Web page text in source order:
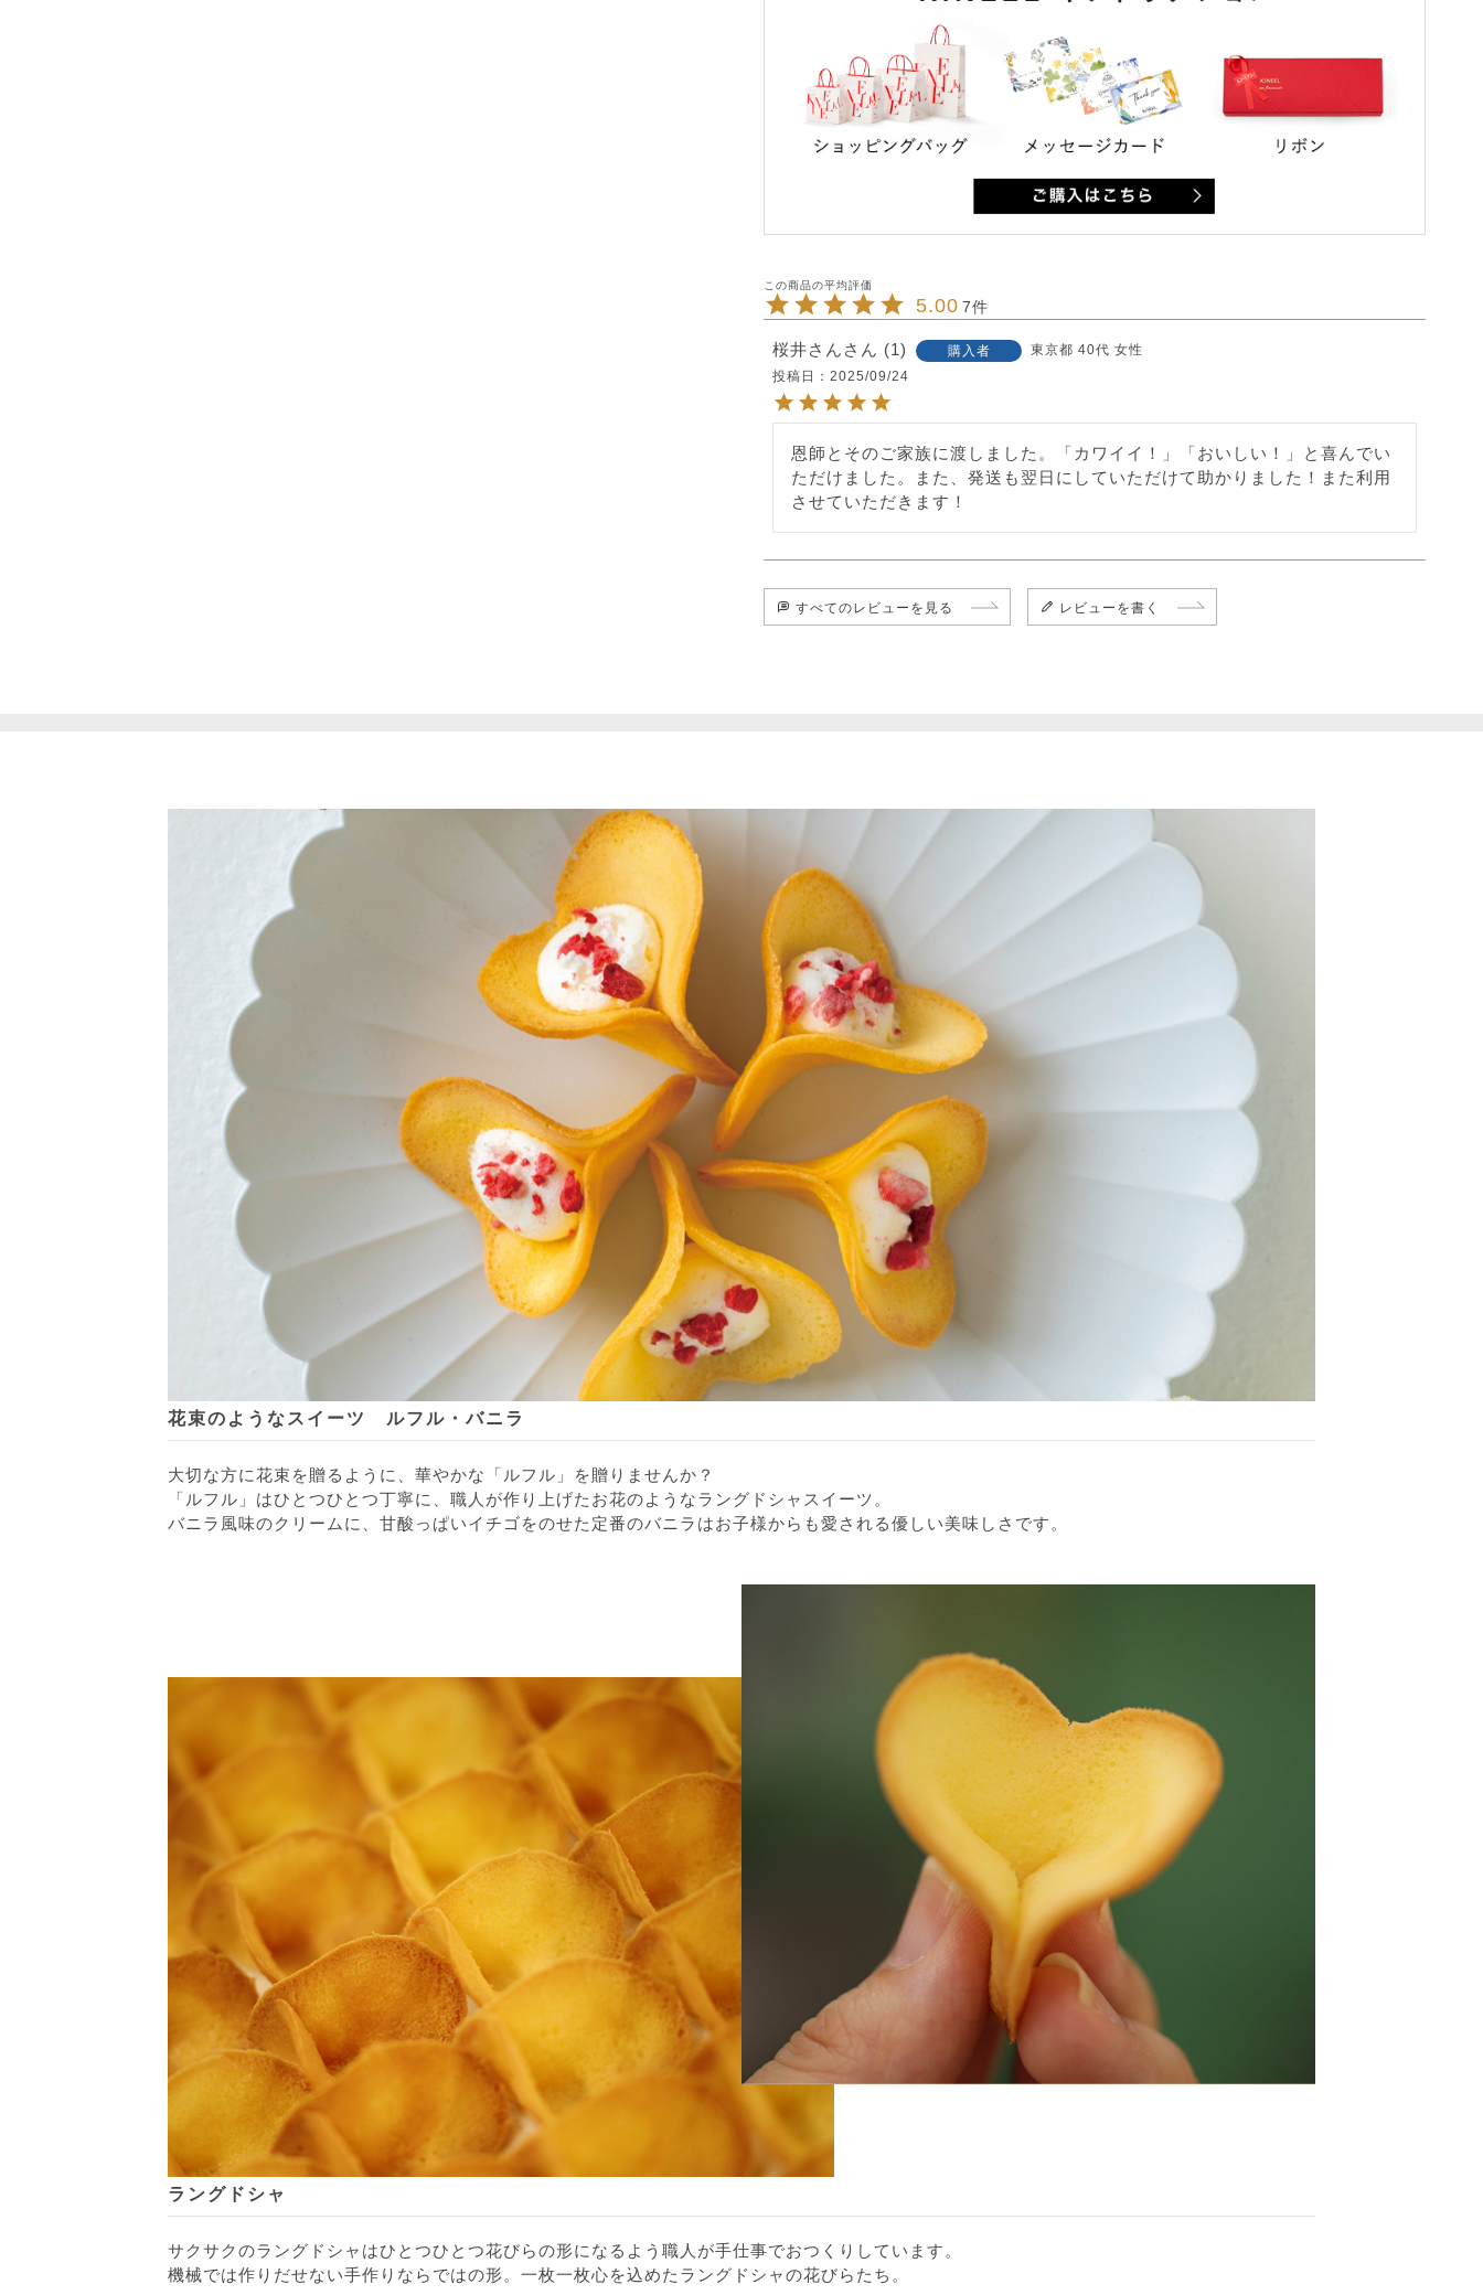
5.00 7
桜井さん 1 購入者 東京都 40代 女性
投稿日
2025/09/24
恩師とそのご家族に渡しました。「カワイイ！」「おいしい！」と喜んでい
ただけました。また、発送も翌日にしていただけて助かりました！また利用
させていただきます！
すべてのレビューを見る レビューを書く
花束のようなスイーツ ルフル・バニラ
大切な方に花束を贈るように、華やかな「ルフル」を贈りませんか？
「ルフル」はひとつひとつ丁寧に、職人が作り上げたお花のようなラングドシャスイーツ。
バニラ風味のクリームに、甘酸っぱいイチゴをのせた定番のバニラはお子様からも愛される優しい美味しさです。
ラングドシャ
サクサクのラングドシャはひとつひとつ花びらの形になるよう職人が手仕事でおつくりしています。
機械では作りだせない手作りならではの形。一枚一枚心を込めたラングドシャの花びらたち。